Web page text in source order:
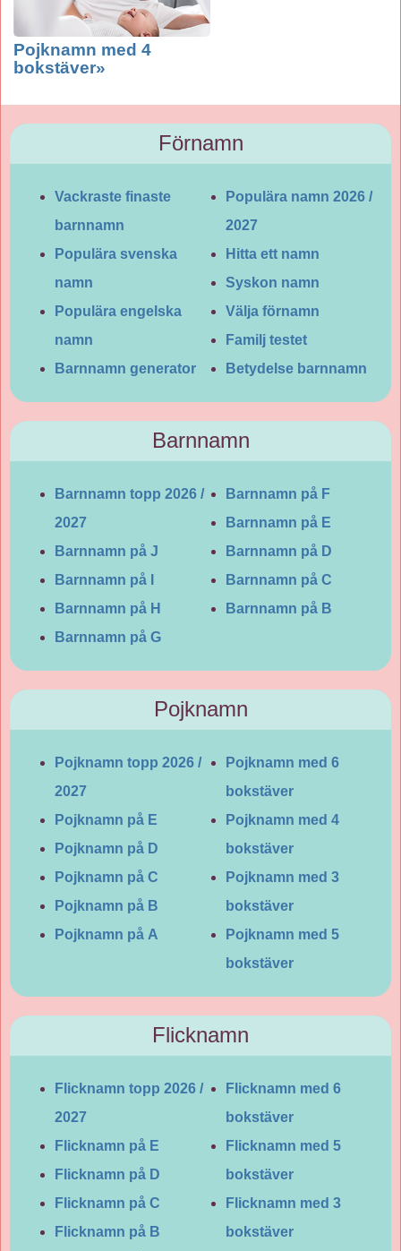
Pojknamn med 4
bokstäver»
Förnamn
Vackraste finaste
barnnamn
Populära svenska
namn
Populära engelska
namn
Barnnamn generator
Populära namn 2026 /
2027
Hitta ett namn
Syskon namn
Välja förnamn
Familj testet
Betydelse barnnamn
Barnnamn
Barnnamn topp 2026 /
2027
Barnnamn på J
Barnnamn på I
Barnnamn på H
Barnnamn på G
Barnnamn på F
Barnnamn på E
Barnnamn på D
Barnnamn på C
Barnnamn på B
Pojknamn
Pojknamn topp 2026 /
2027
Pojknamn på E
Pojknamn på D
Pojknamn på C
Pojknamn på B
Pojknamn på A
Pojknamn med 6
bokstäver
Pojknamn med 4
bokstäver
Pojknamn med 3
bokstäver
Pojknamn med 5
bokstäver
Flicknamn
Flicknamn topp 2026 /
2027
Flicknamn på E
Flicknamn på D
Flicknamn på C
Flicknamn på B
Flicknamn med 6
bokstäver
Flicknamn med 5
bokstäver
Flicknamn med 3
bokstäver